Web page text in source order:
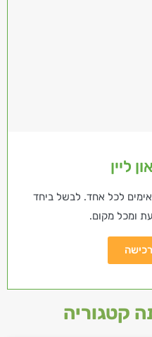
ליין
לכל אחד. לבשל ביחד
ומכל מקום.
קטגוריה